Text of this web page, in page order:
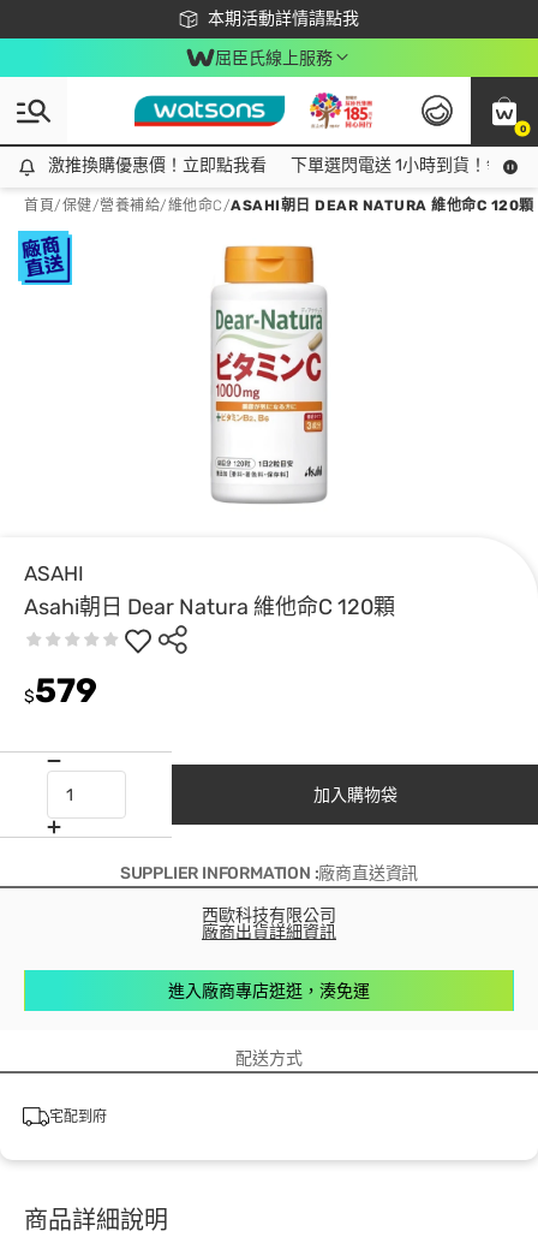
本期活動詳情請點我
下載app最高回饋$350
屈臣氏線上服務
0
激推換購優惠價！立即點我看
激推換購優惠價！立即點我看 下單選閃電送 1小時到貨！領神
首頁/保健/營養補給/維他命C/ASAHI朝日 DEAR NATURA 維他命C 120顆
ASAHI
Asahi朝日 Dear Natura 維他命C 120顆
$579
加入購物袋
SUPPLIER INFORMATION :廠商直送資訊
西歐科技有限公司
廠商出貨詳細資訊
進入廠商專店逛逛，湊免運
配送方式
宅配到府
商品詳細說明